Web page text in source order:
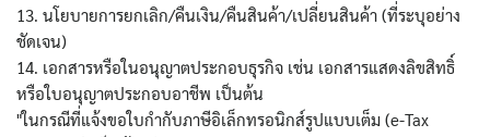
13. นโยบายการยกเลิก/คืนเงิน/คืนสินค้า/เปลี่ยนสินค้า (ที่ระบุอย่าง
ชัดเจน)
14. เอกสารหรือในอนุญาตประกอบธุรกิจ เช่น เอกสารแสดงลิขสิทธิ์
หรือใบอนุญาตประกอบอาชีพ เป็นต้น
"ในกรณีที่แจ้งขอใบกำกับภาษีอิเล็กทรอนิกส์รูปแบบเต็ม (e-Tax